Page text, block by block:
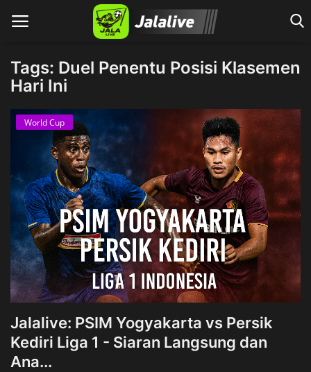
Tags: Duel Penentu Posisi Klasemen
Hari Ini
World Cup
Jalalive: PSIM Yogyakarta vs Persik
Kediri Liga 1 - Siaran Langsung dan
Ana...